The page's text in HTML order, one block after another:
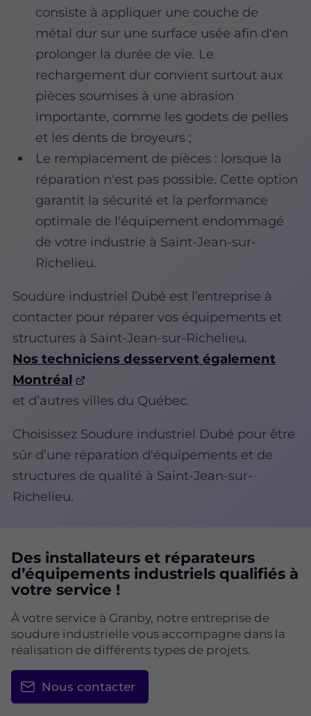
consiste à appliquer une couche de
métal dur sur une surface usée afin d'en
prolonger la durée de vie. Le
rechargement dur convient surtout aux
pièces soumises à une abrasion
importante, comme les godets de pelles
et les dents de broyeurs ;
Le remplacement de pièces : lorsque la
réparation n'est pas possible. Cette option
garantit la sécurité et la performance
optimale de l'équipement endommagé
de votre industrie à Saint-Jean-sur-
Richelieu.
Soudure industriel Dubé est l’entreprise à
contacter pour réparer vos équipements et
structures à Saint-Jean-sur-Richelieu.
Nos techniciens desservent également
Montréal
et d’autres villes du Québec.
Choisissez Soudure industriel Dubé pour être
sûr d’une réparation d'équipements et de
structures de qualité à Saint-Jean-sur-
Richelieu.
Des installateurs et réparateurs
d’équipements industriels qualifiés à
votre service !
À votre service à Granby, notre entreprise de
soudure industrielle vous accompagne dans la
réalisation de différents types de projets.
Nous contacter